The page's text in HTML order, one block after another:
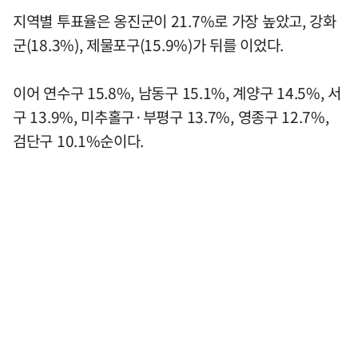
지역별 투표율은 옹진군이 21.7%로 가장 높았고, 강화
군(18.3%), 제물포구(15.9%)가 뒤를 이었다.
이어 연수구 15.8%, 남동구 15.1%, 계양구 14.5%, 서
구 13.9%, 미추홀구·부평구 13.7%, 영종구 12.7%,
검단구 10.1%순이다.